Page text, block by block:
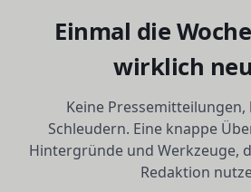
Einmal die
wirklich
Keine Pressemitteilungen,
Schleudern. Eine knappe
Hintergründe und Werkzeuge,
Redaktion